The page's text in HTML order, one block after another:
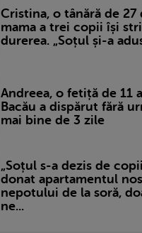
Cristina, o tânără de 27
mama a trei copii își
durerea. „Soțul și-a
Andreea, o fetiță de 11
Bacău a dispărut fără
mai bine de 3 zile
„Soțul s-a dezis de
donat apartamentul
nepotului de la soră,
ne...